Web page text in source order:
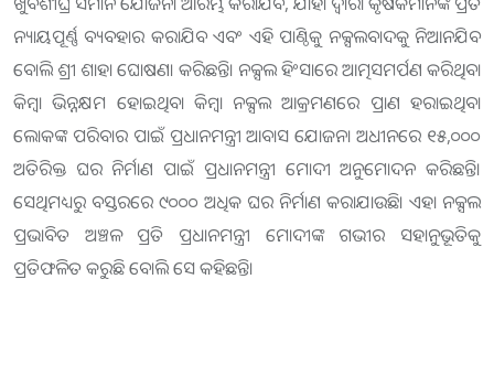
ନ୍ୟାୟପୂର୍ଣ୍ଣ ବ୍ୟବହାର କରାଯିବ ଏବଂ ଏହି ପାଣ୍ଠିକୁ ନକ୍ସଲବାଦକୁ ନିଆନଯିବ
ବୋଲି ଶ୍ରୀ ଶାହା ଘୋଷଣା କରିଛନ୍ତି। ନକ୍ସଲ ହିଂସାରେ ଆତ୍ମସମର୍ପଣ କରିଥିବା
କିମ୍ବା ଭିନ୍ନକ୍ଷମ ହୋଇଥିବା କିମ୍ବା ନକ୍ସଲ ଆକ୍ରମଣରେ ପ୍ରାଣ ହରାଇଥିବା
ଲୋକଙ୍କ ପରିବାର ପାଇଁ ପ୍ରଧାନମନ୍ତ୍ରୀ ଆବାସ ଯୋଜନା ଅଧୀନରେ ୧୫,୦୦୦
ଅତିରିକ୍ତ ଘର ନିର୍ମାଣ ପାଇଁ ପ୍ରଧାନମନ୍ତ୍ରୀ ମୋଦୀ ଅନୁମୋଦନ କରିଛନ୍ତି।
ସେଥିମଧ୍ୟରୁ ବସ୍ତରରେ ୯୦୦୦ ଅଧିକ ଘର ନିର୍ମାଣ କରାଯାଉଛି। ଏହା ନକ୍ସଲ
ପ୍ରଭାବିତ ଅଞ୍ଚଳ ପ୍ରତି ପ୍ରଧାନମନ୍ତ୍ରୀ ମୋଦୀଙ୍କ ଗଭୀର ସହାନୁଭୂତିକୁ
ପ୍ରତିଫଳିତ କରୁଛି ବୋଲି ସେ କହିଛନ୍ତି।